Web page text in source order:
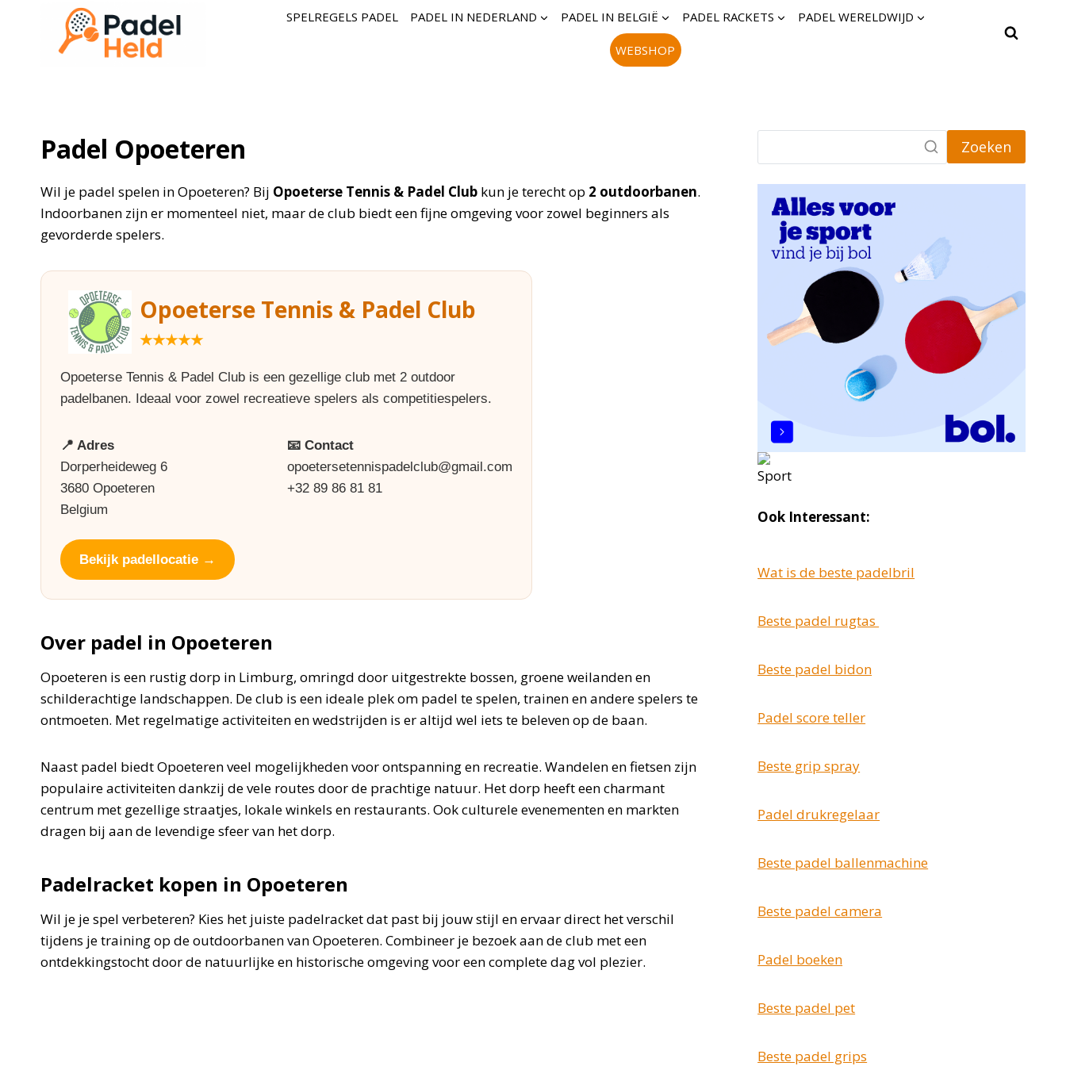
SPELREGELS PADEL PADEL IN NEDERLAND PADEL IN BELGIË PADEL RACKETS PADEL WERELDWIJD
WEBSHOP
Padel Opoeteren
Wil je padel spelen in Opoeteren? Bij Opoeterse Tennis & Padel Club kun je terecht op 2 outdoorbanen.
Indoorbanen zijn er momenteel niet, maar de club biedt een fijne omgeving voor zowel beginners als
gevorderde spelers.
Opoeterse Tennis & Padel Club
★★★★★
Opoeterse Tennis & Padel Club is een gezellige club met 2 outdoor
padelbanen. Ideaal voor zowel recreatieve spelers als competitiespelers.
📍 Adres
Dorperheideweg 6
3680 Opoeteren
Belgium
📧 Contact
opoetersetennispadelclub@gmail.com
+32 89 86 81 81
Bekijk padellocatie →
Over padel in Opoeteren
Opoeteren is een rustig dorp in Limburg, omringd door uitgestrekte bossen, groene weilanden en
schilderachtige landschappen. De club is een ideale plek om padel te spelen, trainen en andere spelers te
ontmoeten. Met regelmatige activiteiten en wedstrijden is er altijd wel iets te beleven op de baan.
Naast padel biedt Opoeteren veel mogelijkheden voor ontspanning en recreatie. Wandelen en fietsen zijn
populaire activiteiten dankzij de vele routes door de prachtige natuur. Het dorp heeft een charmant
centrum met gezellige straatjes, lokale winkels en restaurants. Ook culturele evenementen en markten
dragen bij aan de levendige sfeer van het dorp.
Padelracket kopen in Opoeteren
Wil je je spel verbeteren? Kies het juiste padelracket dat past bij jouw stijl en ervaar direct het verschil
tijdens je training op de outdoorbanen van Opoeteren. Combineer je bezoek aan de club met een
ontdekkingstocht door de natuurlijke en historische omgeving voor een complete dag vol plezier.
Zoeken
Ook Interessant:
Wat is de beste padelbril
Beste padel rugtas
Beste padel bidon
Padel score teller
Beste grip spray
Padel drukregelaar
Beste padel ballenmachine
Beste padel camera
Padel boeken
Beste padel pet
Beste padel grips